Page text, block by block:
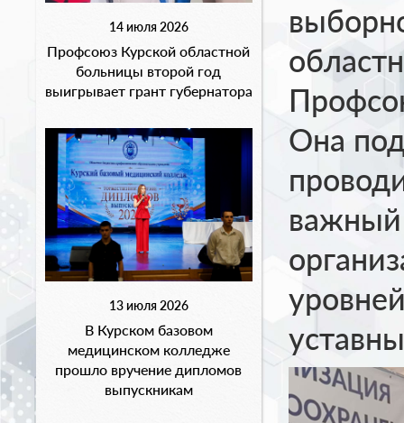
14 июля 2026
Профсоюз Курской областной
больницы второй год
выигрывает грант губернатора
13 июля 2026
В Курском базовом
медицинском колледже
прошло вручение дипломов
выпускникам
Она
важный